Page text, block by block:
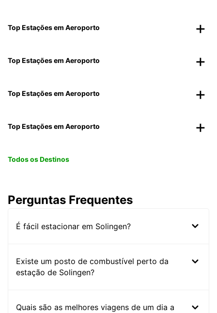
Top Estações em Aeroporto
Top Estações em Aeroporto
Top Estações em Aeroporto
Top Estações em Aeroporto
Todos os Destinos
Perguntas Frequentes
É fácil estacionar em Solingen?
Existe um posto de combustível perto da
estação de Solingen?
Quais são as melhores viagens de um dia a